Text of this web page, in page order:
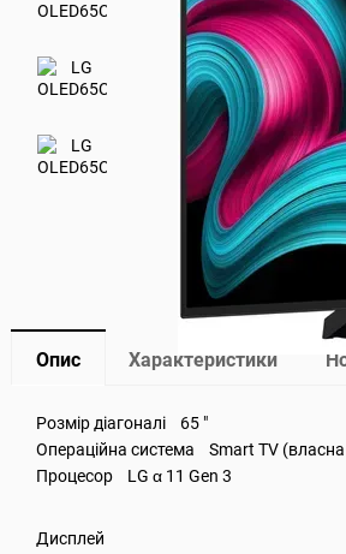
Опис Характеристики
Розмір діагоналі 65 "
Операційна система Smart TV
Процесор LG α 11 Gen 3
Дисплей